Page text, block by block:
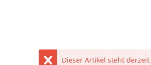
Dieser Artikel steht